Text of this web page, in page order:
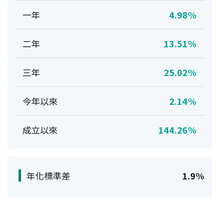
一年 4.98%
二年 13.51%
三年 25.02%
今年以來 2.14%
成立以來 144.26%
年化標準差 1.9%